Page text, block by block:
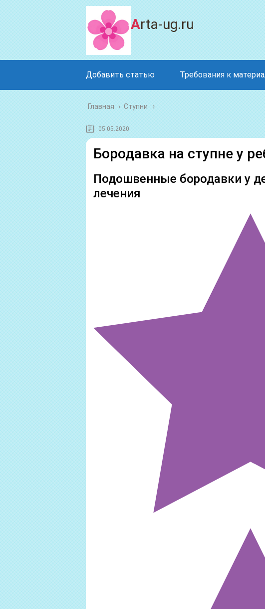
Arta-ug.ru
Добавить статью Требования к
Главная › Ступни
05.05.2020
Бородавка на ступне у
Подошвенные бородавки у
лечения